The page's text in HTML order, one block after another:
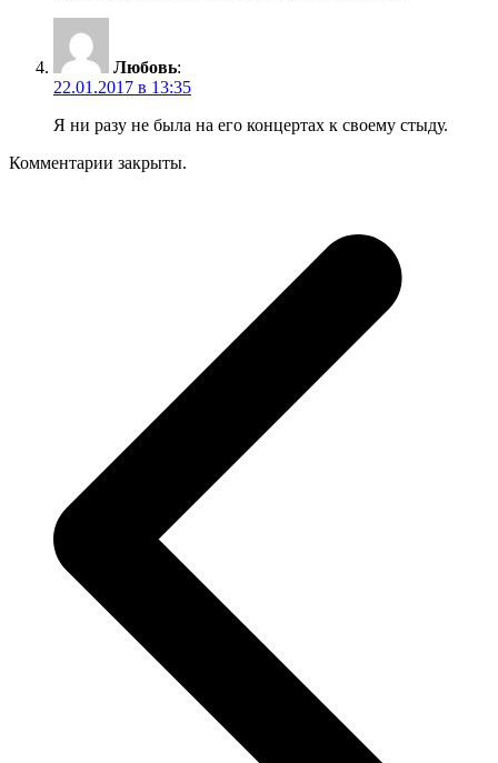
Любовь:
22.01.2017 в 13:35
Я ни разу не была на его концертах к своему стыду.
Комментарии закрыты.